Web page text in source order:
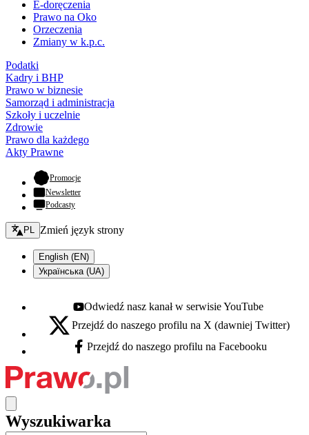
E-doręczenia
Prawo na Oko
Orzeczenia
Zmiany w k.p.c.
Podatki
Kadry i BHP
Prawo w biznesie
Samorząd i administracja
Szkoły i uczelnie
Zdrowie
Prawo dla każdego
Akty Prawne
Promocje- otwiera się w nowej karcie
Newsletter
Podcasty
Zmień język - bieżący:
PL Zmień język strony
English (EN)
Українська (UA)
Youtube - otwiera się w nowej karcie
Odwiedź nasz kanał w serwisie YouTube
X - otwiera się w nowej karcie
Przejdź do naszego profilu na X (dawniej Twitter)
Facebook - otwiera się w nowej karcie
Przejdź do naszego profilu na Facebooku
Wyszukiwarka